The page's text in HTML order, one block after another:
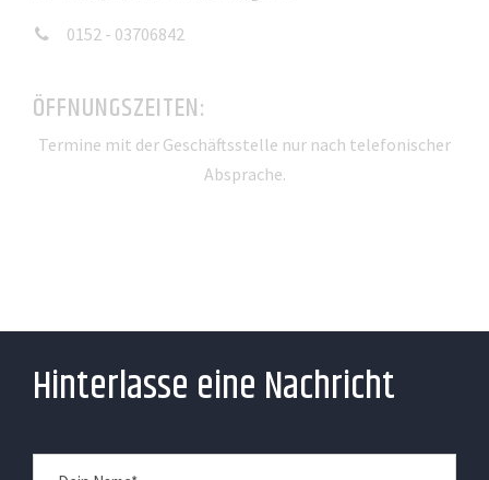
0152 - 03706842
ÖFFNUNGSZEITEN:
Termine mit der Geschäftsstelle nur nach telefonischer
Absprache.
Hinterlasse eine Nachricht